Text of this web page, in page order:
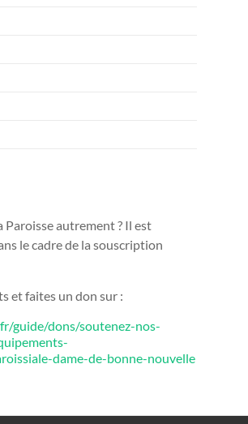
autrement ? Il est
le cadre de la souscription
et faites un don sur :
guide/dons/soutenez-nos-
dame-de-bonne-nouvelle